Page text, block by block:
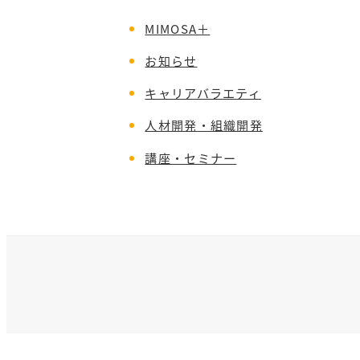
MIMOSA＋
お知らせ
キャリアバラエティ
人材開発・組織開発
講座・セミナー